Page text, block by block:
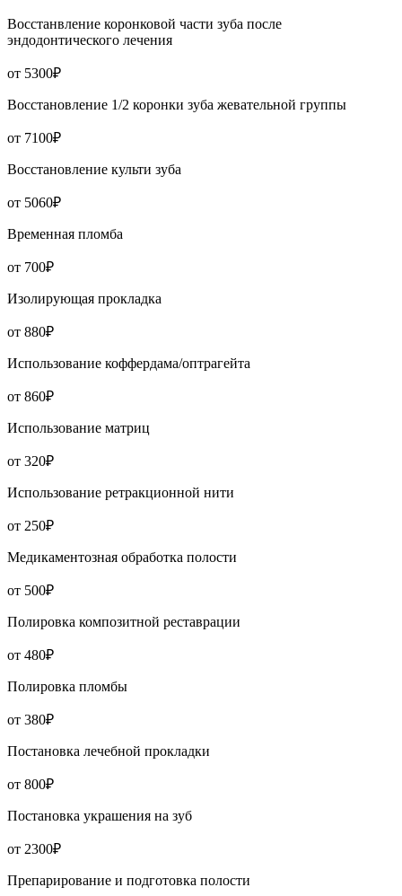
Восстанвление коронковой части зуба после
эндодонтического лечения
от 5300₽
Восстановление 1/2 коронки зуба жевательной группы
от 7100₽
Восстановление культи зуба
от 5060₽
Временная пломба
от 700₽
Изолирующая прокладка
от 880₽
Использование коффердама/оптрагейта
от 860₽
Использование матриц
от 320₽
Использование ретракционной нити
от 250₽
Медикаментозная обработка полости
от 500₽
Полировка композитной реставрации
от 480₽
Полировка пломбы
от 380₽
Постановка лечебной прокладки
от 800₽
Постановка украшения на зуб
от 2300₽
Препарирование и подготовка полости